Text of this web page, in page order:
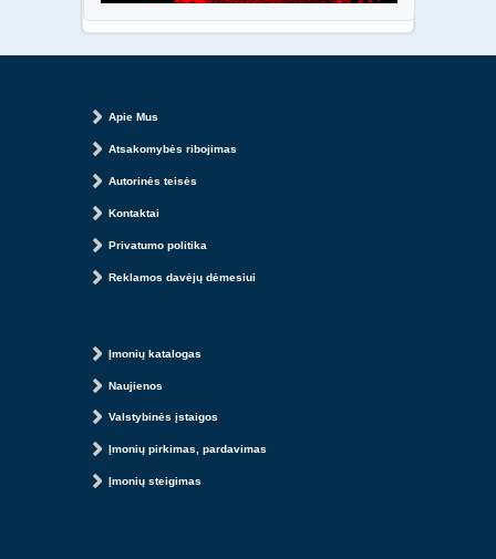
Apie Mus
Atsakomybės ribojimas
Autorinės teisės
Kontaktai
Privatumo politika
Reklamos davėjų dėmesiui
Įmonių katalogas
Naujienos
Valstybinės įstaigos
Įmonių pirkimas, pardavimas
Įmonių steigimas